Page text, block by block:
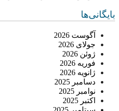
بایگانی‌ها
آگوست 2026
جولای 2026
ژوئن 2026
فوریه 2026
ژانویه 2026
دسامبر 2025
نوامبر 2025
اکتبر 2025